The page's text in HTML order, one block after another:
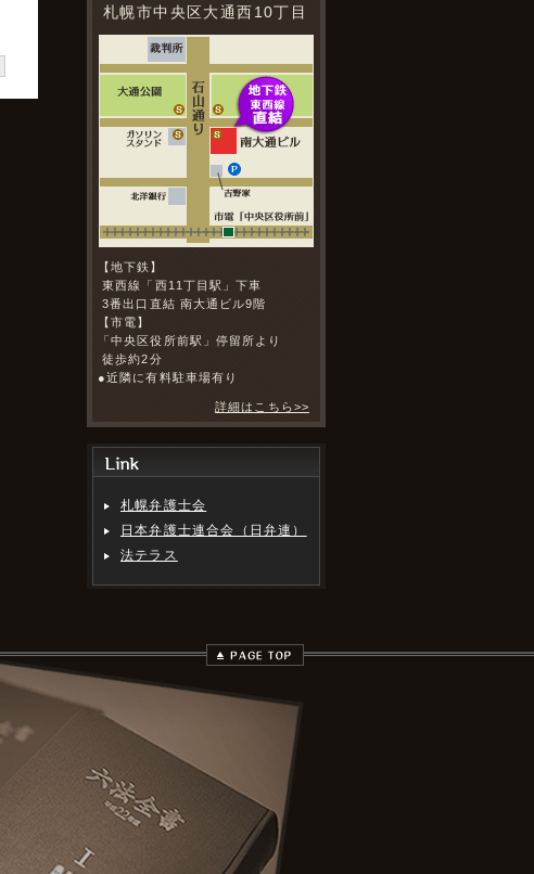
札幌市中央区大通西10丁目
【地下鉄】
東西線「西11丁目駅」下車
3番出口直結 南大通ビル9階
【市電】
「中央区役所前駅」停留所より
徒歩約2分
●近隣に有料駐車場有り
詳細はこちら>>
札幌弁護士会
日本弁護士連合会（日弁連）
法テラス